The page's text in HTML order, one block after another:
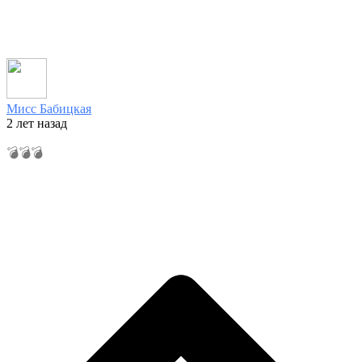
Мисс Бабицкая
2 лет назад
💣💣💣